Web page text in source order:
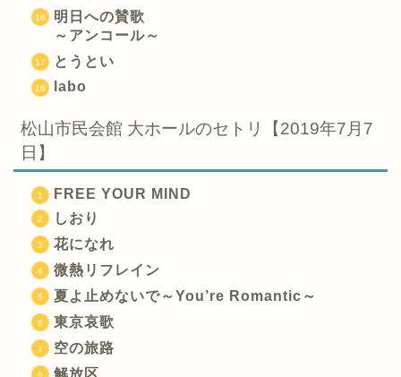
明日への賛歌
～アンコール～
とうとい
labo
松山市民会館 大ホールのセトリ【2019年7月7
日】
FREE YOUR MIND
しおり
花になれ
微熱リフレイン
夏よ止めないで～You’re Romantic～
東京哀歌
空の旅路